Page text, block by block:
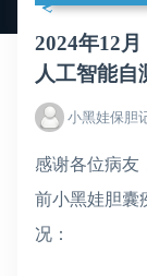
2024年12
人工智能自
小黑娃保胆
感谢各位病友
前小黑娃胆囊
况：